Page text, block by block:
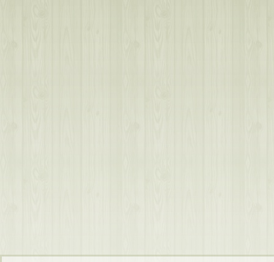
siswa.php -rw-r--r-- 1